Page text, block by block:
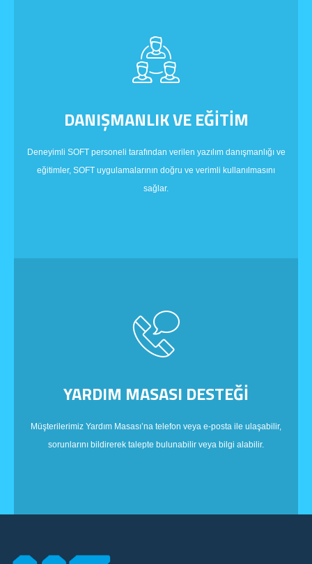
DANIŞMANLIK VE EĞİTİM
Deneyimli SOFT personeli tarafından verilen yazılım danışmanlığı ve
eğitimler, SOFT uygulamalarının doğru ve verimli kullanılmasını
sağlar.
YARDIM MASASI DESTEĞİ
Müşterilerimiz Yardım Masası’na telefon veya e-posta ile ulaşabilir,
sorunlarını bildirerek talepte bulunabilir veya bilgi alabilir.